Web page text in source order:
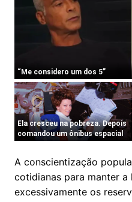
A conscientização
cotidianas para manter a
excessivamente os